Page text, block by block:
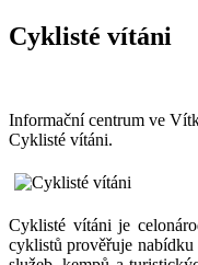
Cyklisté vítáni
Informační centrum ve
Cyklisté vítáni.
Cyklisté vítáni je
cyklistů prověřuje nabídku